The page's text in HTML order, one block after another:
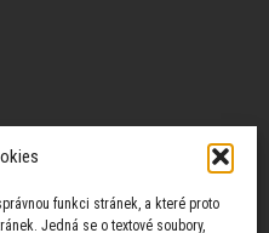
funkci stránek, a které proto
Jedná se o textové soubory,